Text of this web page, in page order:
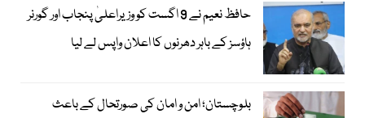
حافظ نعیم نے 9 اگست کو وزیراعلیٰ پنجاب اور گورنر
ہاؤسز کے باہر دھرنوں کا اعلان واپس لے لیا
بلوچستان؛ امن و امان کی صورتحال کے باعث